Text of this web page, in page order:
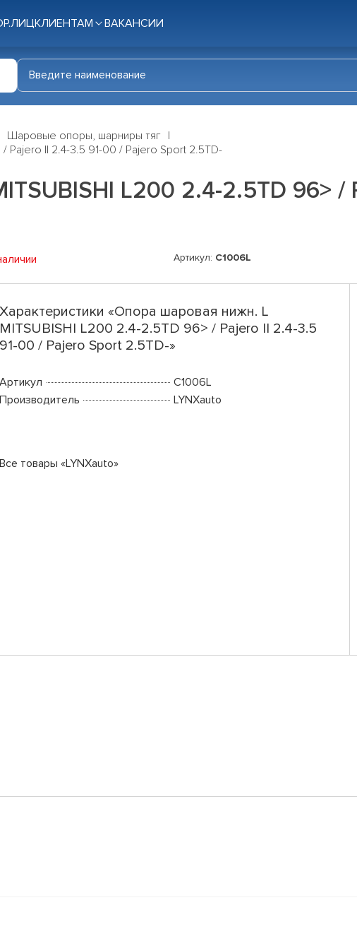
КЛИЕНТАМ ВАКАНСИИ
Шаровые опоры, шарниры тяг
Pajero II 2.4-3.5 91-00 / Pajero Sport 2.5TD-
L200 2.4-2.5TD 96> /
Артикул: C1006L
Характеристики «Опора шаровая нижн. L
MITSUBISHI L200 2.4-2.5TD 96> / Pajero II 2.4-3.5
91-00 / Pajero Sport 2.5TD-»
Артикул
C1006L
Производитель
LYNXauto
Все товары «LYNXauto»